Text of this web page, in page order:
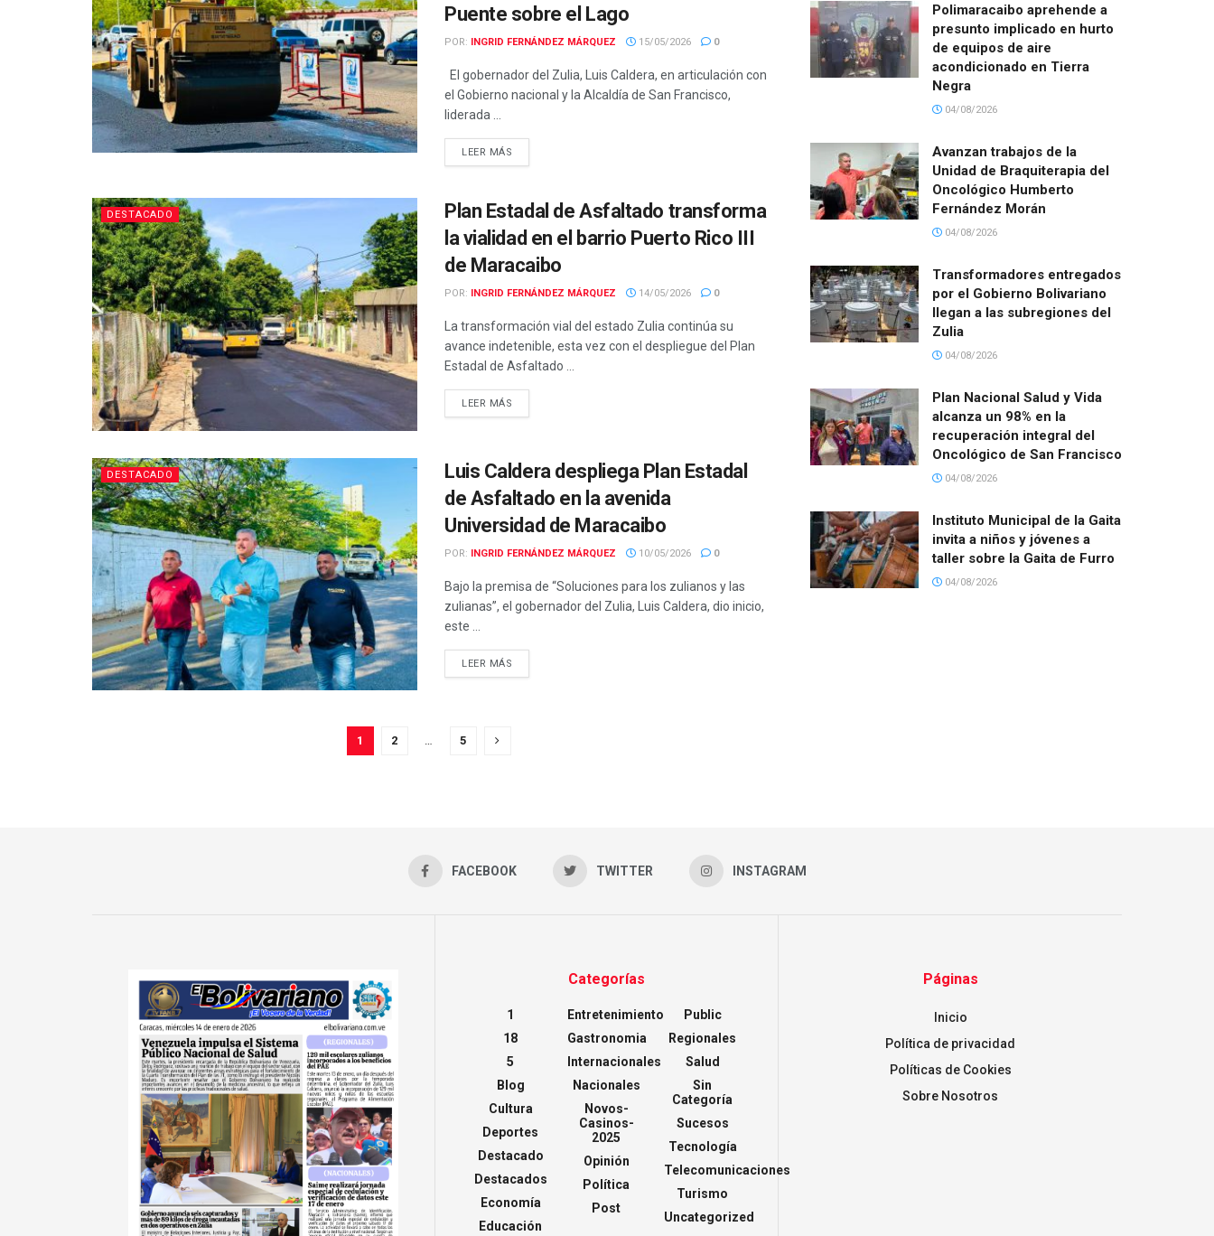
Puente sobre el Lago
POR: INGRID FERNÁNDEZ MÁRQUEZ 15/05/2026 0
El gobernador del Zulia, Luis Caldera, en articulación con
el Gobierno nacional y la Alcaldía de San Francisco,
liderada ...
LEER MÁS
DESTACADO
Plan Estadal de Asfaltado transforma
la vialidad en el barrio Puerto Rico III
de Maracaibo
POR: INGRID FERNÁNDEZ MÁRQUEZ 14/05/2026 0
La transformación vial del estado Zulia continúa su
avance indetenible, esta vez con el despliegue del Plan
Estadal de Asfaltado ...
LEER MÁS
DESTACADO
Luis Caldera despliega Plan Estadal
de Asfaltado en la avenida
Universidad de Maracaibo
POR: INGRID FERNÁNDEZ MÁRQUEZ 10/05/2026 0
Bajo la premisa de “Soluciones para los zulianos y las
zulianas”, el gobernador del Zulia, Luis Caldera, dio inicio,
este ...
LEER MÁS
1 2 5
Polimaracaibo aprehende a
presunto implicado en hurto
de equipos de aire
acondicionado en Tierra
Negra
04/08/2026
Avanzan trabajos de la
Unidad de Braquiterapia del
Oncológico Humberto
Fernández Morán
04/08/2026
Transformadores entregados
por el Gobierno Bolivariano
llegan a las subregiones del
Zulia
04/08/2026
Plan Nacional Salud y Vida
alcanza un 98% en la
recuperación integral del
Oncológico de San Francisco
04/08/2026
Instituto Municipal de la Gaita
invita a niños y jóvenes a
taller sobre la Gaita de Furro
04/08/2026
FACEBOOK TWITTER INSTAGRAM
Categorías
1
18
5
Blog
Cultura
Deportes
Destacado
Destacados
Economía
Educación
Entretenimiento
Gastronomia
Internacionales
Nacionales
Novos-
Casinos-
2025
Opinión
Política
Post
Public
Regionales
Salud
Sin
Categoría
Sucesos
Tecnología
Telecomunicaciones
Turismo
Uncategorized
Páginas
Inicio
Política de privacidad
Políticas de Cookies
Sobre Nosotros